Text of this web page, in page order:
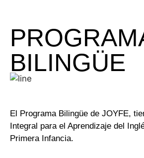
BILINGÜE
El Programa Bilingüe de JOYFE,
Integral para el Aprendizaje del
Primera Infancia.